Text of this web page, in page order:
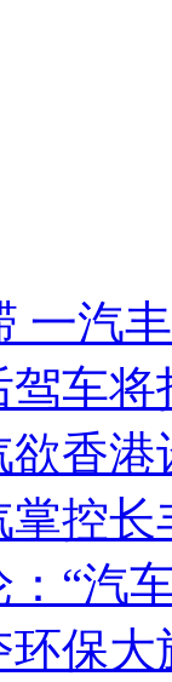
一汽
驾车将
欲香港
掌控
：“汽
环保大